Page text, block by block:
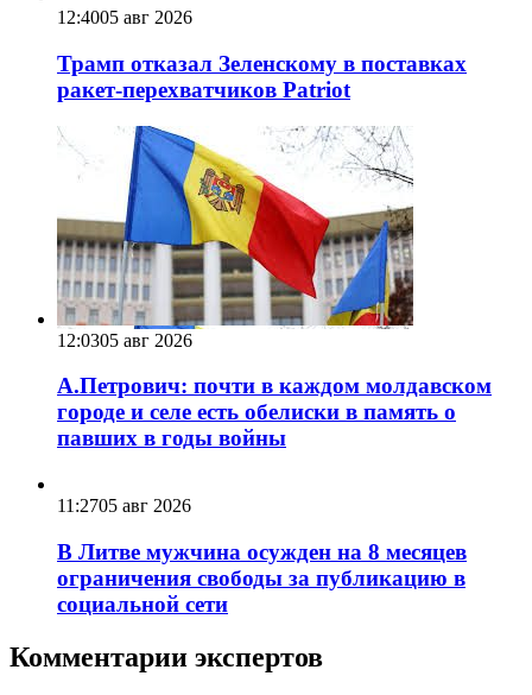
12:4005 авг 2026
Трамп отказал Зеленскому в поставках
ракет-перехватчиков Patriot
12:0305 авг 2026
А.Петрович: почти в каждом молдавском
городе и селе есть обелиски в память о
павших в годы войны
11:2705 авг 2026
В Литве мужчина осужден на 8 месяцев
ограничения свободы за публикацию в
социальной сети
Комментарии экспертов